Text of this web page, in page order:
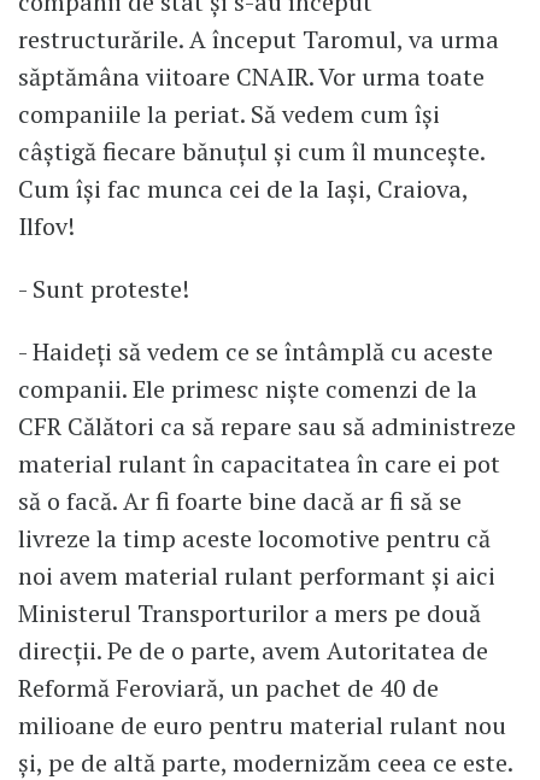
restructurările. A început Taromul, va urma
săptămâna viitoare CNAIR. Vor urma toate
companiile la periat. Să vedem cum își
câștigă fiecare bănuțul și cum îl muncește.
Cum își fac munca cei de la Iași, Craiova,
Ilfov!
- Sunt proteste!
- Haideți să vedem ce se întâmplă cu aceste
companii. Ele primesc niște comenzi de la
CFR Călători ca să repare sau să administreze
material rulant în capacitatea în care ei pot
să o facă. Ar fi foarte bine dacă ar fi să se
livreze la timp aceste locomotive pentru că
noi avem material rulant performant și aici
Ministerul Transporturilor a mers pe două
direcții. Pe de o parte, avem Autoritatea de
Reformă Feroviară, un pachet de 40 de
milioane de euro pentru material rulant nou
și, pe de altă parte, modernizăm ceea ce este.